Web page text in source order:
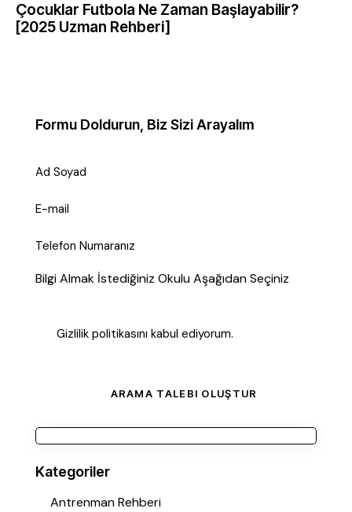
Çocuklar Futbola Ne Zaman Başlayabilir?
[2025 Uzman Rehberi]
Formu Doldurun, Biz Sizi Arayalım
Bilgi Almak İstediğiniz Okulu Aşağıdan Seçiniz
Gizlilik politikasını kabul ediyorum.
Kategoriler
Antrenman Rehberi